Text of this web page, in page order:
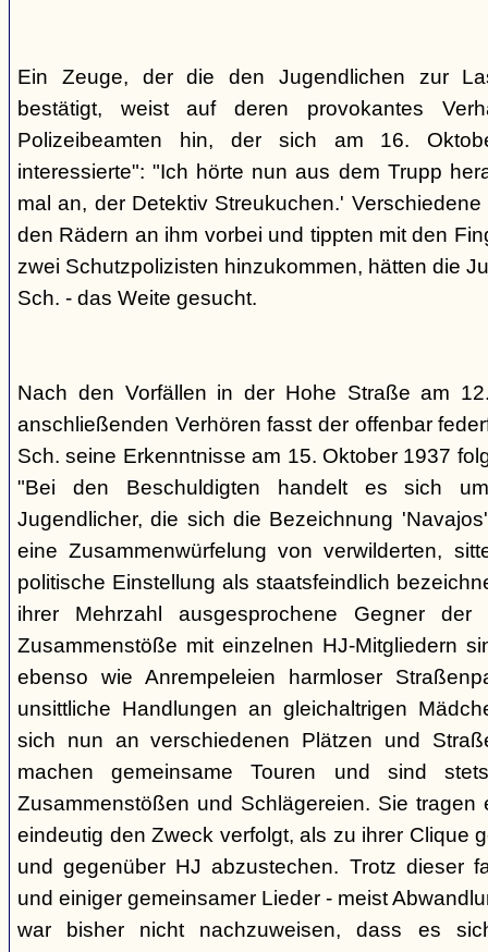
Ein Zeuge, der die den Jugendlichen zur
bestätigt, weist auf deren provokantes
Polizeibeamten hin, der sich am 16.
interessierte": "Ich hörte nun aus dem Trupp
mal an, der Detektiv Streukuchen.'
den Rädern an ihm vorbei und tippten mit den
zwei Schutzpolizisten hinzukommen, hätten die
Sch. - das Weite gesucht.
Nach den Vorfällen in der Hohe Straße am
anschließenden Verhören fasst der offenbar
Sch. seine Erkenntnisse am 15. Oktober 1937
"Bei den Beschuldigten handelt es sich
Jugendlicher, die sich die Bezeichnung
eine Zusammenwürfelung von verwilderten,
politische Einstellung als staatsfeindlich
ihrer Mehrzahl ausgesprochene Gegner
Zusammenstöße mit einzelnen HJ-Mitgliedern
ebenso wie Anrempeleien harmloser
unsittliche Handlungen an gleichaltrigen
sich nun an verschiedenen Plätzen und
machen gemeinsame Touren und sind
Zusammenstößen und Schlägereien. Sie tragen
eindeutig den Zweck verfolgt, als zu ihrer Clique
und gegenüber HJ abzustechen. Trotz dieser
und einiger gemeinsamer Lieder - meist
war bisher nicht nachzuweisen, dass es